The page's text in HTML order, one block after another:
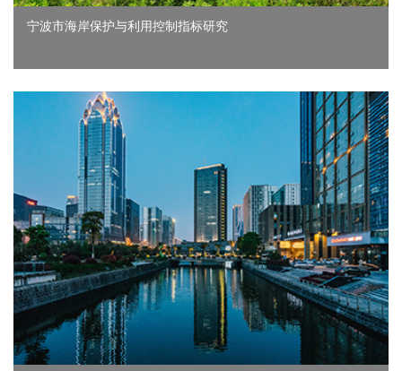
宁波市海岸保护与利用控制指标研究